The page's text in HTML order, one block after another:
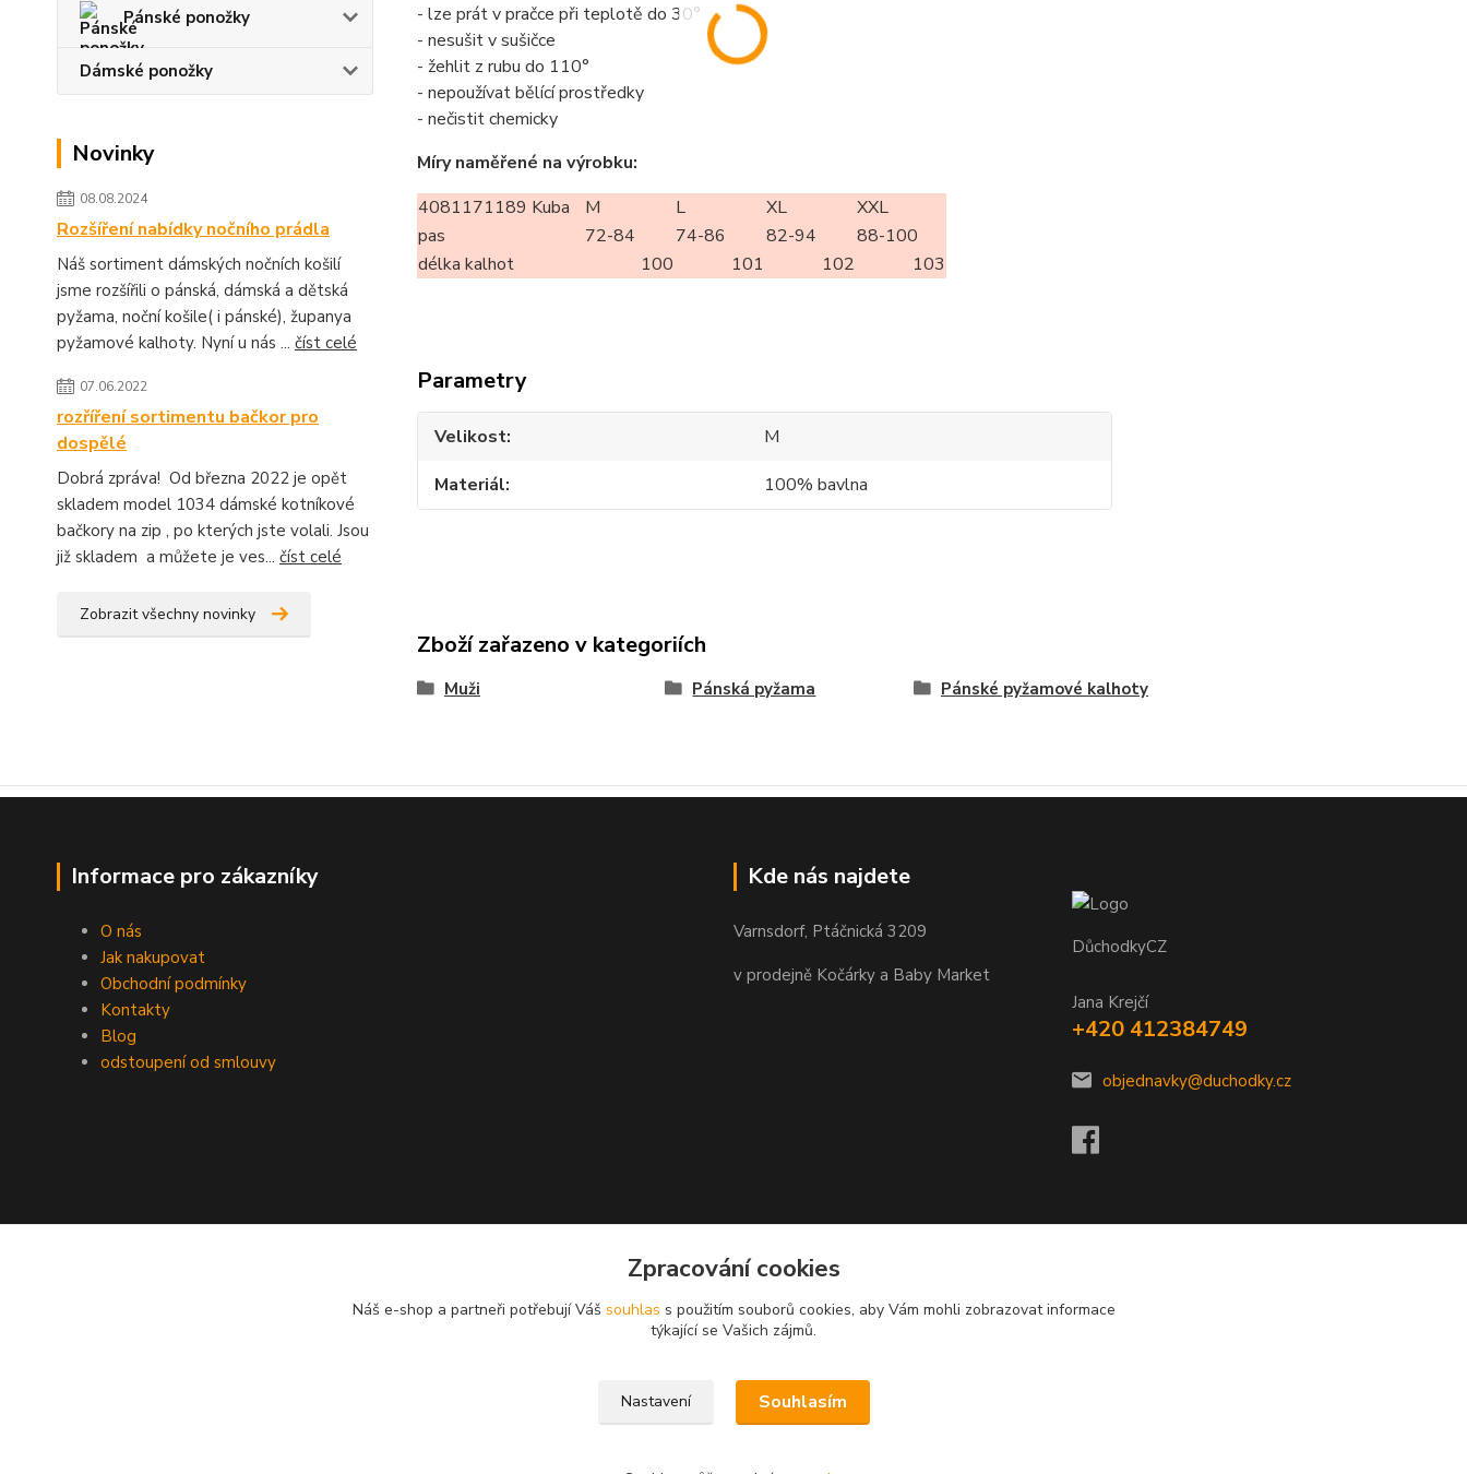
Pánské ponožky
Dámské ponožky
Novinky
08.08.2024
Rozšíření nabídky nočního prádla
Náš sortiment dámských nočních košilí
jsme rozšířili o pánská, dámská a dětská
pyžama, noční košile( i pánské), županya
pyžamové kalhoty. Nyní u nás ... číst celé
07.06.2022
rozříření sortimentu bačkor pro
dospělé
Dobrá zpráva! Od března 2022 je opět
skladem model 1034 dámské kotníkové
bačkory na zip , po kterých jste volali. Jsou
již skladem a můžete je ves... číst celé
Zobrazit všechny novinky
- lze prát v pračce při teplotě do 30°
- nesušit v sušičce
- žehlit z rubu do 110°
- nepoužívat bělící prostředky
- nečistit chemicky
Míry naměřené na výrobku:
4081171189 Kuba
M L XL
XXL
pas
72-84 74-86 82-94
88-100
délka kalhot
100 101 102 103
Parametry
Velikost
M
Materiál
100% bavlna
Zboží zařazeno v kategoriích
Muži Pánská pyžama Pánské pyžamové kalhoty
Informace pro zákazníky
O nás
Jak nakupovat
Obchodní podmínky
Kontakty
Blog
odstoupení od smlouvy
Kde nás najdete
Varnsdorf, Ptáčnická 3209
v prodejně Kočárky a Baby Market
DůchodkyCZ
Jana Krejčí
+420 412384749
objednavky@duchodky.cz
Zpracování cookies
Náš e-shop a partneři potřebují Váš souhlas s použitím souborů cookies, aby Vám mohli zobrazovat informace
týkající se Vašich zájmů.
Nastavení Souhlasím